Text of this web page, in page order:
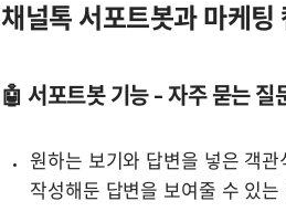
채널톡 서포트봇과 마케팅
🤖 서포트봇 기능 - 자주 묻는 질
원하는 보기와 답변을 넣은 객
작성해둔 답변을 보여줄 수 있는